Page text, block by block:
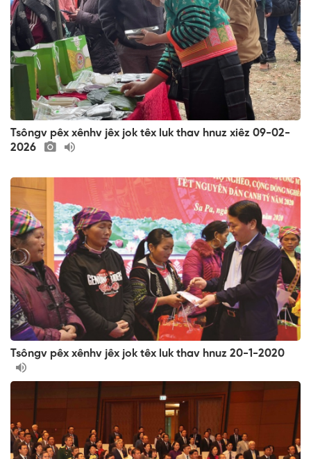
Tsôngv pêx xênhv jêx jok têx luk thav hnuz xiêz 09-02-
2026
Tsôngv pêx xênhv jêx jok têx luk thav hnuz 20-1-2020